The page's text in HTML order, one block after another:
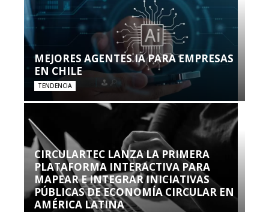
MEJORES AGENTES IA PARA EMPRESAS
EN CHILE
TENDENCIA
CIRCULARTEC LANZA LA PRIMERA
PLATAFORMA INTERACTIVA PARA
MAPEAR E INTEGRAR INICIATIVAS
PÚBLICAS DE ECONOMÍA CIRCULAR EN
AMÉRICA LATINA